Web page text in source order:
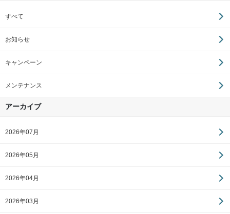
すべて
お知らせ
キャンペーン
メンテナンス
アーカイブ
2026年07月
2026年05月
2026年04月
2026年03月